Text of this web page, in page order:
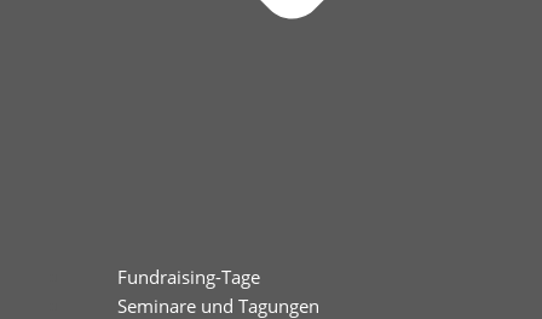
Fundraising-Tage
Seminare und Tagungen